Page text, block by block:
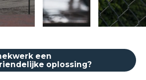
een
oplossing?